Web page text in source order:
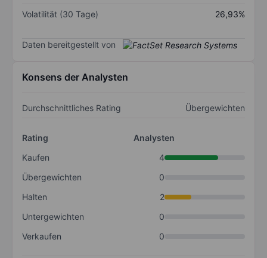
Volatilität (30 Tage)
26,93%
Daten bereitgestellt von
Konsens der Analysten
Durchschnittliches Rating Übergewichten
Rating
Analysten
Kaufen
4
Übergewichten
0
Halten
2
Untergewichten
0
Verkaufen
0